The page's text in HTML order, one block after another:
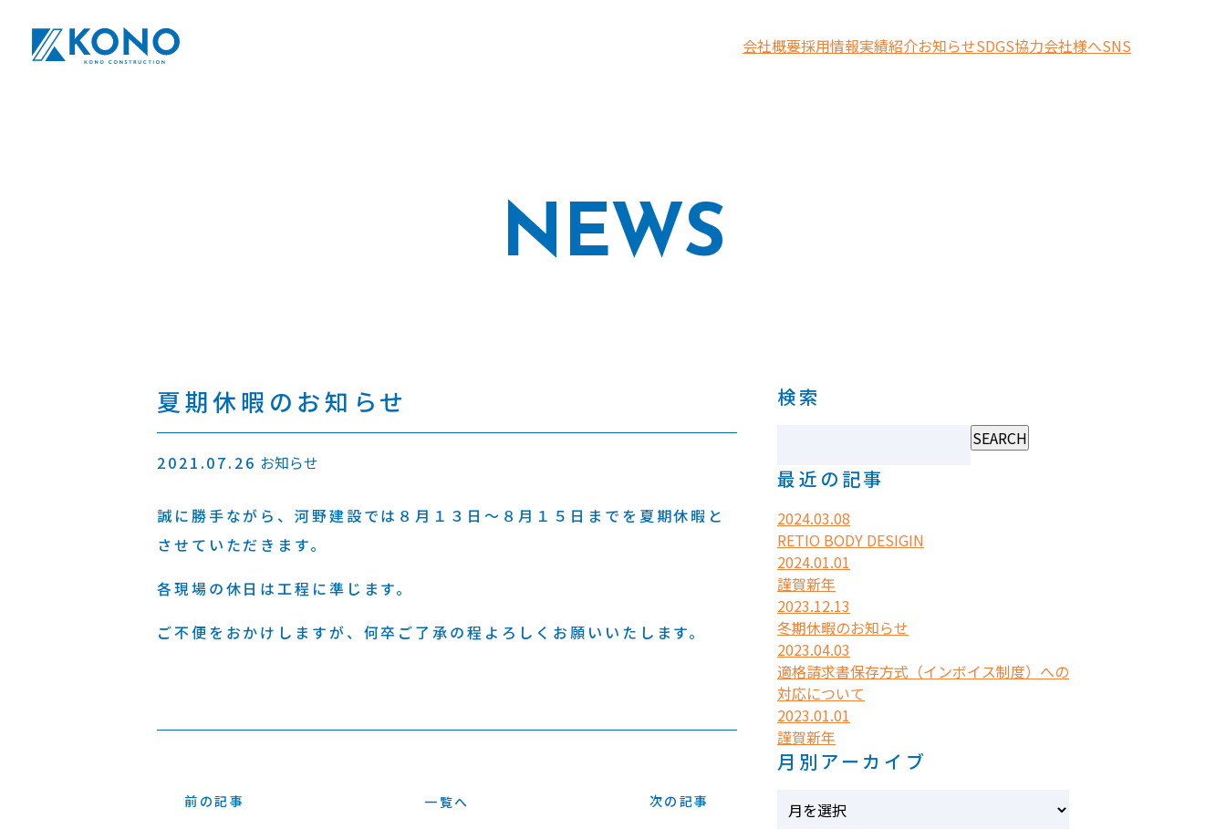
会社概要採用情報実績紹介お知らせSDGS協力会社様へSNS
NEWS
夏期休暇のお知らせ
2021.07.26 お知らせ
誠に勝手ながら、河野建設では８月１３日～８月１５日までを夏期休暇と
させていただきます。
各現場の休日は工程に準じます。
ご不便をおかけしますが、何卒ご了承の程よろしくお願いいたします。
前の記事 一覧へ 次の記事
検索
最近の記事
2024.03.08
RETIO BODY DESIGIN
2024.01.01
謹賀新年
2023.12.13
冬期休暇のお知らせ
2023.04.03
適格請求書保存方式（インボイス制度）への
対応について
2023.01.01
謹賀新年
月別アーカイブ